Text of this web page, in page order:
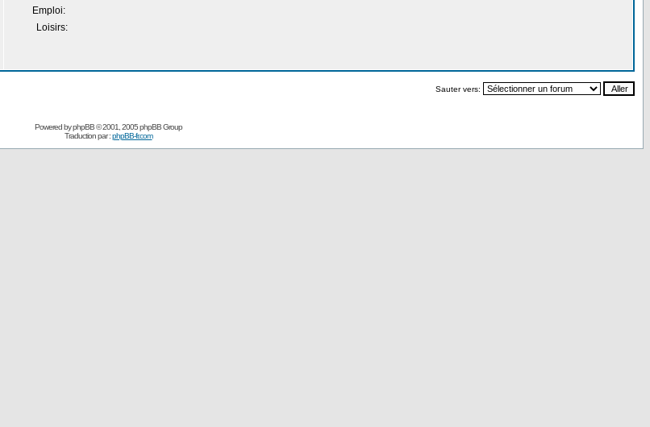
Emploi:
Loisirs:
Sauter vers:
Powered byphpBB© 2001, 2005 phpBB Group
Traduction par :phpBB-fr.com